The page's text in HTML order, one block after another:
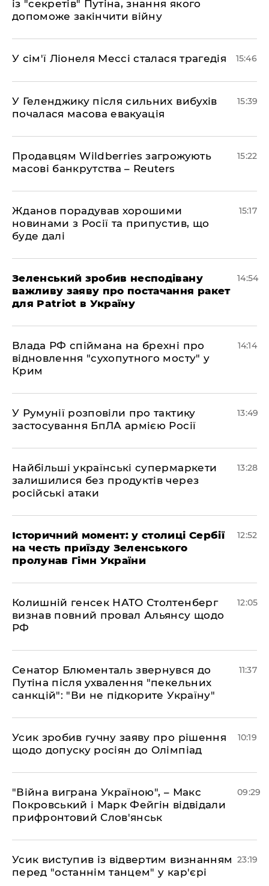
із "секретів" Путіна, знання якого
допоможе закінчити війну
У сім'ї Ліонеля Мессі сталася трагедія 15:46
У Геленджику після сильних вибухів
почалася масова евакуація
15:39
Продавцям Wildberries загрожують
масові банкрутства – Reuters
15:22
Жданов порадував хорошими
новинами з Росії та припустив, що
буде далі
15:17
Зеленський зробив несподівану
важливу заяву про постачання ракет
для Patriot в Україну
14:54
Влада РФ спіймана на брехні про
відновлення "сухопутного мосту" у
Крим
14:14
У Румунії розповіли про тактику
застосування БпЛА армією Росії
13:49
Найбільші українські супермаркети
залишилися без продуктів через
російські атаки
13:28
Історичний момент: у столиці Сербії
на честь приїзду Зеленського
пролунав Гімн України
12:52
Колишній генсек НАТО Столтенберг
визнав повний провал Альянсу щодо
РФ
12:05
Сенатор Блюменталь звернувся до
Путіна після ухвалення "пекельних
санкцій": "Ви не підкорите Україну"
11:37
Усик зробив гучну заяву про рішення
щодо допуску росіян до Олімпіад
10:19
"Війна виграна Україною", – Макс
Покровський і Марк Фейгін відвідали
прифронтовий Слов'янськ
09:29
​Усик виступив із відвертим визнанням
перед "останнім танцем" у кар'єрі
23:19